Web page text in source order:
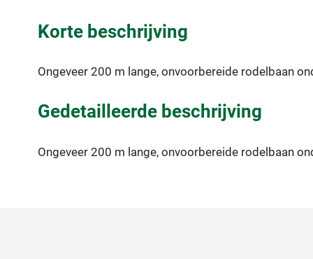
Korte beschrijving
Ongeveer 200 m lange, onvoorbereide rodelbaan
Gedetailleerde beschrijving
Ongeveer 200 m lange, onvoorbereide rodelbaan